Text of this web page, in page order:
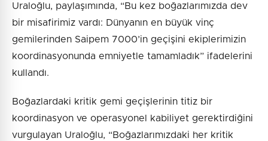
Uraloğlu, paylaşımında, “Bu kez boğazlarımızda dev
bir misafirimiz vardı: Dünyanın en büyük vinç
gemilerinden Saipem 7000’in geçişini ekiplerimizin
koordinasyonunda emniyetle tamamladık” ifadelerini
kullandı.
Boğazlardaki kritik gemi geçişlerinin titiz bir
koordinasyon ve operasyonel kabiliyet gerektirdiğini
vurgulayan Uraloğlu, “Boğazlarımızdaki her kritik